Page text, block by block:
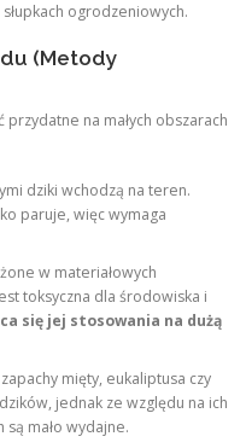
ogrodzeniowych.
(Metody
przydatne na małych obszarach
dziki wchodzą na teren.
paruje, więc wymaga
w materiałowych
toksyczna dla środowiska i
się jej stosowania na dużą
mięty, eukaliptusa czy
jednak ze względu na ich
mało wydajne.